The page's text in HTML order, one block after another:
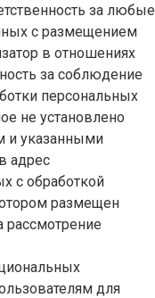
за любые
с размещением
в отношениях
за соблюдение
персональных
не установлено
и указанными
адрес
с обработкой
размещен
рассмотрение
для